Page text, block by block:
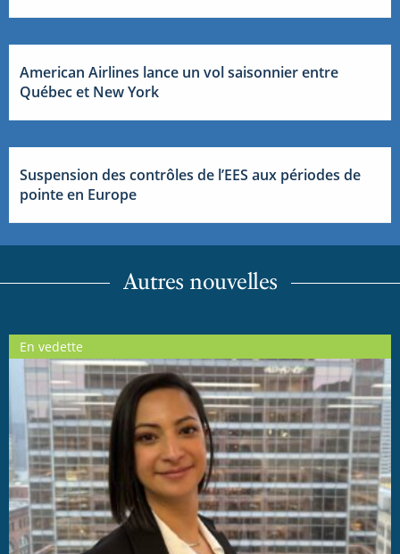
American Airlines lance un vol saisonnier entre
Québec et New York
Suspension des contrôles de l’EES aux périodes de
pointe en Europe
Autres nouvelles
En vedette